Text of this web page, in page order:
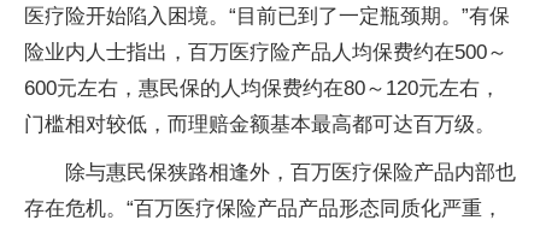
医疗险开始陷入困境。“目前已到了一定瓶颈期。”有保
险业内人士指出，百万医疗险产品人均保费约在500～
600元左右，惠民保的人均保费约在80～120元左右，
门槛相对较低，而理赔金额基本最高都可达百万级。
除与惠民保狭路相逢外，百万医疗保险产品内部也
存在危机。“百万医疗保险产品产品形态同质化严重，